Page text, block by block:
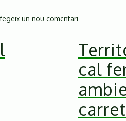
un nou comentari
cal